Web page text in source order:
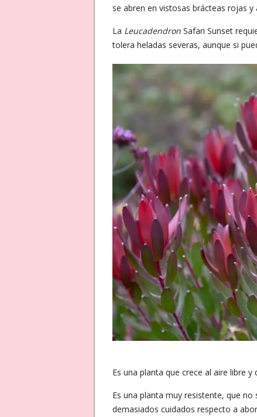
se abren en vistosas brácteas rojas
La Leucadendron Safari Sunset
tolera heladas severas, aunque si
Es una planta que crece al aire libre
Es una planta muy resistente, que
demasiados cuidados respecto a